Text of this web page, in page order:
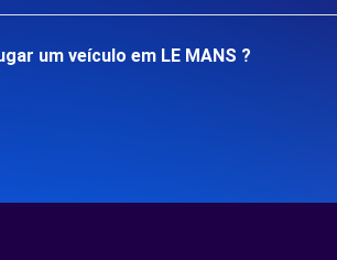
um veículo em LE MANS ?